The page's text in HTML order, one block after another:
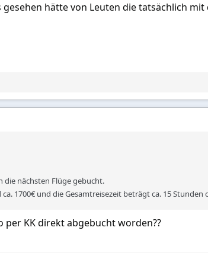
hätte von Leuten die tatsächlich
nächsten Flüge gebucht.
1700€ und die Gesamtreisezeit beträgt ca. 15 Stunden
per KK direkt abgebucht worden??